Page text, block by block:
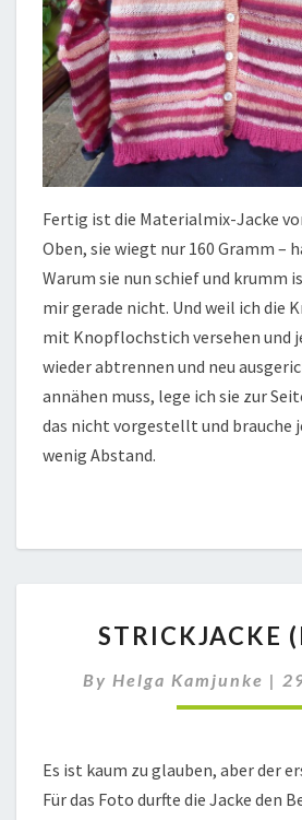
Fertig ist die Materialmix-Jacke
Oben, sie wiegt nur 160 Gramm –
Warum sie nun schief und krumm
mir gerade nicht. Und weil ich die
mit Knopflochstich versehen und
wieder abtrennen und neu
annähen muss, lege ich sie zur
das nicht vorgestellt und brauche
wenig Abstand.
(RVO)
STRICKJACKE
By Helga Kamjunke |
Es ist kaum zu glauben, aber der
Für das Foto durfte die Jacke den